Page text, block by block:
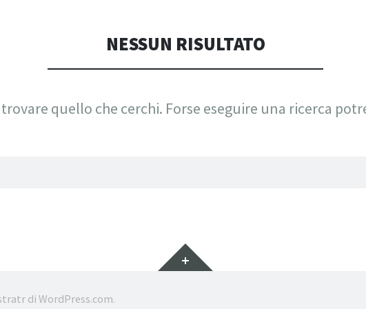
CONSOLI
NESSUN RISULTATO
quello che cerchi. Forse eseguire una ricerca
Widget
di WordPress.com.